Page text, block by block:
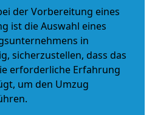
der Vorbereitung eines
ist die Auswahl eines
in
sicherzustellen, dass das
erforderliche Erfahrung
um den Umzug